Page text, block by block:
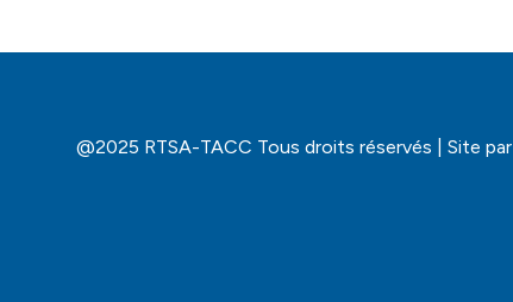
@2025 RTSA-TACC Tous droits réservés | Site par